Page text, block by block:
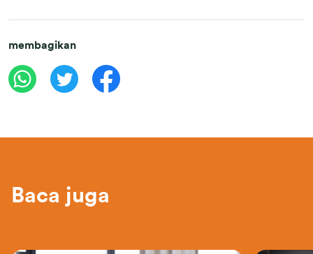
membagikan
Baca juga